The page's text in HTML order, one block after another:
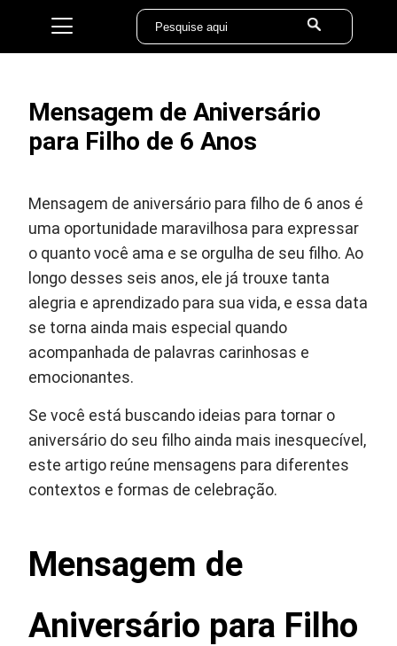
Mensagem de Aniversário
para Filho de 6 Anos
Mensagem de aniversário para filho de 6 anos é
uma oportunidade maravilhosa para expressar
o quanto você ama e se orgulha de seu filho. Ao
longo desses seis anos, ele já trouxe tanta
alegria e aprendizado para sua vida, e essa data
se torna ainda mais especial quando
acompanhada de palavras carinhosas e
emocionantes.
Se você está buscando ideias para tornar o
aniversário do seu filho ainda mais inesquecível,
este artigo reúne mensagens para diferentes
contextos e formas de celebração.
Mensagem de
Aniversário para Filho